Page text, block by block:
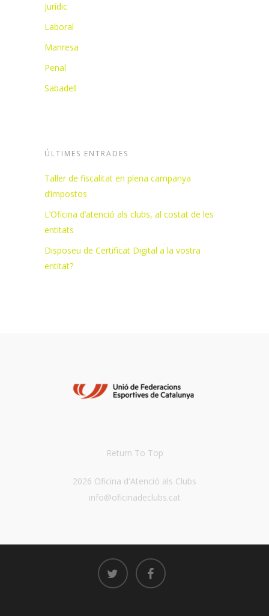
Jurídic
Laboral
Manresa
Penal
Sabadell
ÚLTIMES ENTRADES
Taller de fiscalitat en plena campanya
d’impostos
L’Oficina d’atenció als clubs, al costat de les
entitats
Disposeu de Certificat Digital a la vostra
entitat?
Return To Top
2026 Oficina d'Atenció als Clubs
info@oficinadeclubs.cat